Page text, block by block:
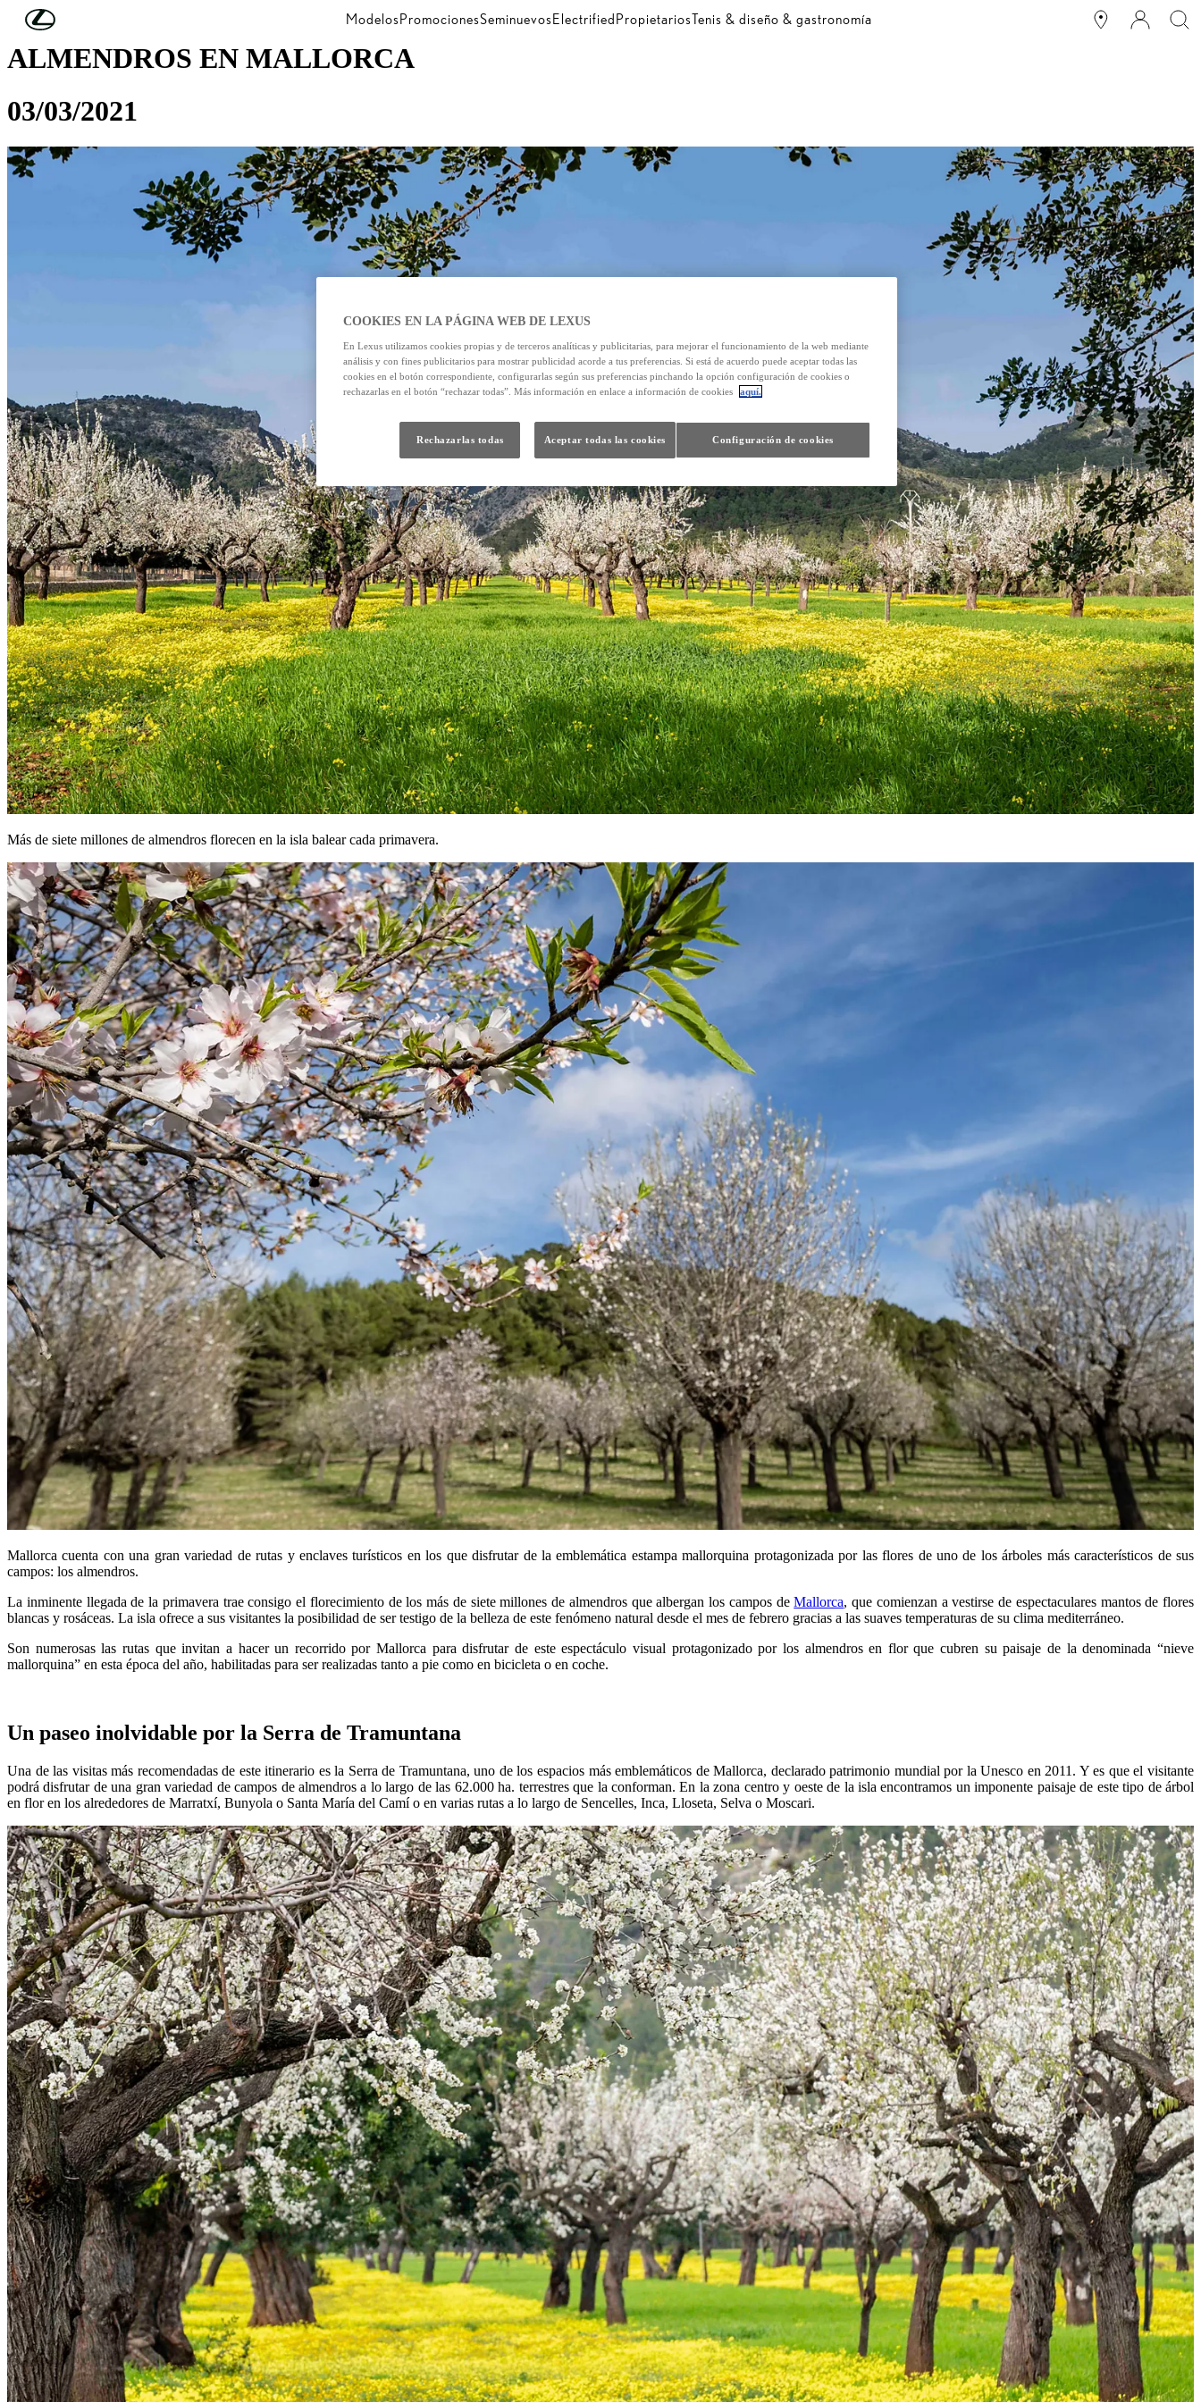
Skip to Main Content ModelosPromocionesSeminuevosElectrifiedPropietariosTenis & diseño & gastronomía
ALMENDROS EN MALLORCA
03/03/2021
Más de siete millones de almendros florecen en la isla balear cada primavera.
Mallorca cuenta con una gran variedad de rutas y enclaves turísticos en los que disfrutar de la emblemática estampa mallorquina protagonizada por las flores de uno de los árboles más característicos de sus
campos: los almendros.
La inminente llegada de la primavera trae consigo el florecimiento de los más de siete millones de almendros que albergan los campos deMallorca, que comienzan a vestirse de espectaculares mantos de flores
blancas y rosáceas. La isla ofrece a sus visitantes la posibilidad de ser testigo de la belleza de este fenómeno natural desde el mes de febrero gracias a las suaves temperaturas de su clima mediterráneo.
Son numerosas las rutas que invitan a hacer un recorrido por Mallorca para disfrutar de este espectáculo visual protagonizado por los almendros en flor que cubren su paisaje de la denominada “nieve
mallorquina” en esta época del año, habilitadas para ser realizadas tanto a pie como en bicicleta o en coche.
Un paseo inolvidable por la Serra de Tramuntana
Una de las visitas más recomendadas de este itinerario es la Serra de Tramuntana, uno de los espacios más emblemáticos de Mallorca, declarado patrimonio mundial por la Unesco en 2011. Y es que el visitante
podrá disfrutar de una gran variedad de campos de almendros a lo largo de las 62.000 ha. terrestres que la conforman. En la zona centro y oeste de la isla encontramos un imponente paisaje de este tipo de árbol
en flor en los alrededores de Marratxí, Bunyola o Santa María del Camí o en varias rutas a lo largo de Sencelles, Inca, Lloseta, Selva o Moscari.
COOKIES EN LA PÁGINA WEB DE LEXUS
En Lexus utilizamos cookies propias y de terceros analíticas y publicitarias, para mejorar el funcionamiento de la web mediante
análisis y con fines publicitarios para mostrar publicidad acorde a tus preferencias. Si está de acuerdo puede aceptar todas las
cookies en el botón correspondiente, configurarlas según sus preferencias pinchando la opción configuración de cookies o
rechazarlas en el botón “rechazar todas”. Más información en enlace a información de cookies
aquí.
Configuración de cookies
Rechazarlas todas Aceptar todas las cookies